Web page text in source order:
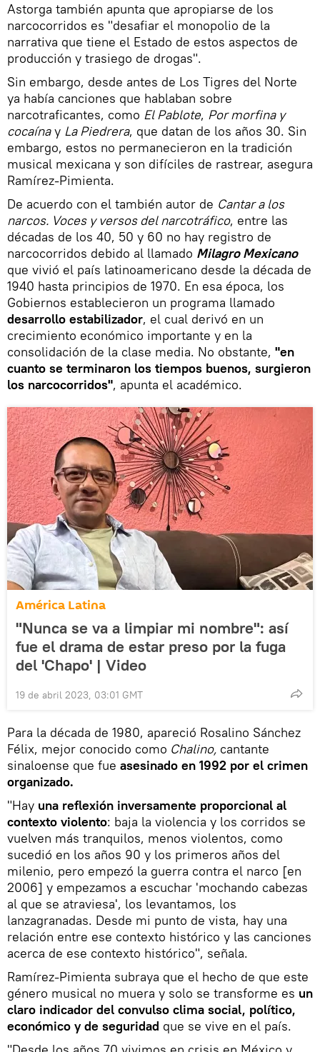
Astorga también apunta que apropiarse de los
narcocorridos es "desafiar el monopolio de la
narrativa que tiene el Estado de estos aspectos de
producción y trasiego de drogas".
Sin embargo, desde antes de Los Tigres del Norte
ya había canciones que hablaban sobre
narcotraficantes, como El Pablote, Por morfina y
cocaínay La Piedrera, que datan de los años 30. Sin
embargo, estos no permanecieron en la tradición
musical mexicana y son difíciles de rastrear, asegura
Ramírez-Pimienta.
De acuerdo con el también autor de Cantar a los
narcos. Voces y versos del narcotráfico, entre las
décadas de los 40, 50 y 60 no hay registro de
narcocorridos debido al llamado Milagro Mexicano
que vivió el país latinoamericano desde la década de
1940 hasta principios de 1970. En esa época, los
Gobiernos establecieron un programa llamado
desarrollo estabilizador, el cual derivó en un
crecimiento económico importante y en la
consolidación de la clase media. No obstante, "en
cuanto se terminaron los tiempos buenos, surgieron
los narcocorridos", apunta el académico.
América Latina
"Nunca se va a limpiar mi nombre": así
fue el drama de estar preso por la fuga
del 'Chapo' | Video
19 de abril 2023, 03:01 GMT
Para la década de 1980, apareció Rosalino Sánchez
Félix, mejor conocido como Chalino, cantante
sinaloense que fue asesinado en 1992 por el crimen
organizado.
"Hay una reflexión inversamente proporcional al
contexto violento: baja la violencia y los corridos se
vuelven más tranquilos, menos violentos, como
sucedió en los años 90 y los primeros años del
milenio, pero empezó la guerra contra el narco [en
2006] y empezamos a escuchar 'mochando cabezas
al que se atraviesa', los levantamos, los
lanzagranadas. Desde mi punto de vista, hay una
relación entre ese contexto histórico y las canciones
acerca de ese contexto histórico", señala.
Ramírez-Pimienta subraya que el hecho de que este
género musical no muera y solo se transforme es un
claro indicador del convulso clima social, político,
económico y de seguridad que se vive en el país.